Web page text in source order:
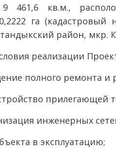
461,6 кв.м.,
га (кадастровый
район, мкр.
реализации
полного ремонта и
прилегающей
инженерных
в эксплуатацию;